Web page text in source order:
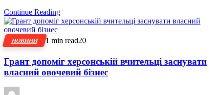
Continue Reading
НОВИНИ 1 min read20
Грант допоміг херсонській вчительці заснувати
власний овочевий бізнес